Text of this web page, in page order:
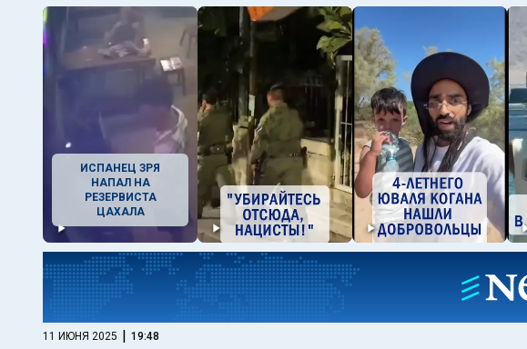
ИСПАНЕЦ ЗРЯ
НАПАЛ НА
РЕЗЕРВИСТА
ЦАХАЛА
11 ИЮНЯ 2025 | 19:48